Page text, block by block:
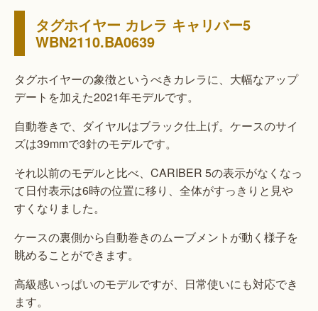
タグホイヤー カレラ キャリバー5
WBN2110.BA0639
タグホイヤーの象徴というべきカレラに、大幅なアップ
デートを加えた2021年モデルです。
自動巻きで、ダイヤルはブラック仕上げ。ケースのサイ
ズは39mmで3針のモデルです。
それ以前のモデルと比べ、CARIBER 5の表示がなくなっ
て日付表示は6時の位置に移り、全体がすっきりと見や
すくなりました。
ケースの裏側から自動巻きのムーブメントが動く様子を
眺めることができます。
高級感いっぱいのモデルですが、日常使いにも対応でき
ます。